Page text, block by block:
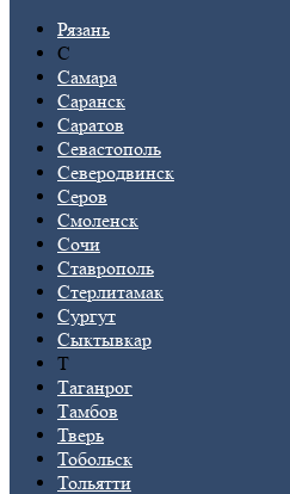
Рязань
С
Самара
Саранск
Саратов
Севастополь
Северодвинск
Серов
Смоленск
Сочи
Ставрополь
Стерлитамак
Сургут
Сыктывкар
Т
Таганрог
Тамбов
Тверь
Тобольск
Тольятти